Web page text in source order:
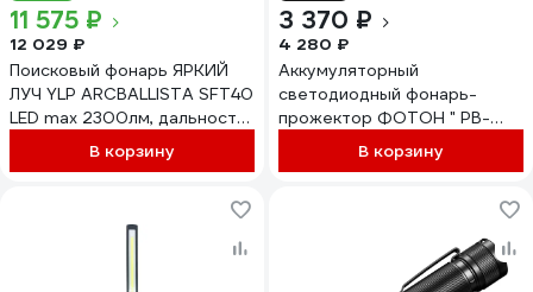
11 575 ₽
12 029 ₽
Поисковый фонарь ЯРКИЙ
ЛУЧ YLP ARCBALLISTA SFT40
LED max 2300лм, дальность
850м, IPX8, аккумулятор
21700 5000mah в
В корзину
3 370 ₽
4 280 ₽
Аккумуляторный
светодиодный фонарь-
прожектор ФОТОН " PB-
8000 24288В корзину